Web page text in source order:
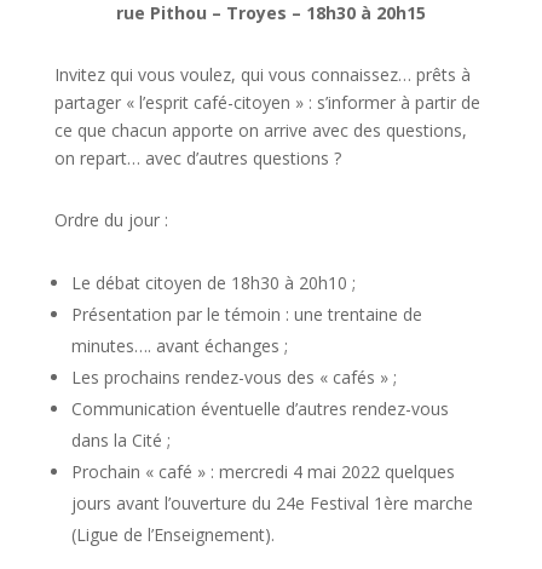
rue Pithou – Troyes – 18h30 à 20h15
Invitez qui vous voulez, qui vous connaissez… prêts à
partager « l’esprit café-citoyen » : s’informer à partir de
ce que chacun apporte on arrive avec des questions,
on repart… avec d’autres questions ?
Ordre du jour :
Le débat citoyen de 18h30 à 20h10 ;
Présentation par le témoin : une trentaine de
minutes…. avant échanges ;
Les prochains rendez-vous des « cafés » ;
Communication éventuelle d’autres rendez-vous
dans la Cité ;
Prochain « café » : mercredi 4 mai 2022 quelques
jours avant l’ouverture du 24e Festival 1ère marche
(Ligue de l’Enseignement).